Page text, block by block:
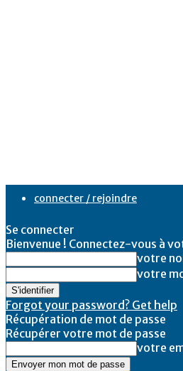
connecter / rejoindre
Se connecter
Bienvenue ! Connectez-vous à
votre
votre
Forgot your password? Get help
Récupération de mot de passe
Récupérer votre mot de passe
votre